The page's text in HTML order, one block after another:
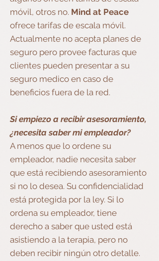
móvil, otros no. Mind at Peace
ofrece tarifas de escala móvil.
Actualmente no acepta planes de
seguro pero provee facturas que
clientes pueden presentar a su
seguro medico en caso de
beneficios fuera de la red.
Si empiezo a recibir asesoramiento,
¿necesita saber mi empleador?
A menos que lo ordene su
empleador, nadie necesita saber
que está recibiendo asesoramiento
si no lo desea. Su confidencialidad
está protegida por la ley. Si lo
ordena su empleador, tiene
derecho a saber que usted está
asistiendo a la terapia, pero no
deben recibir ningún otro detalle.